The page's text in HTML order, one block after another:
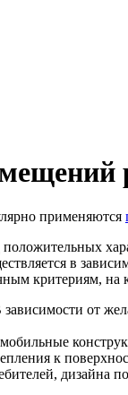
применяются
в
критериям,
от
к
дизайна